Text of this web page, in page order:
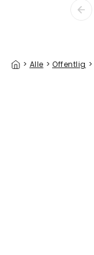
> Alle > Offentlig >